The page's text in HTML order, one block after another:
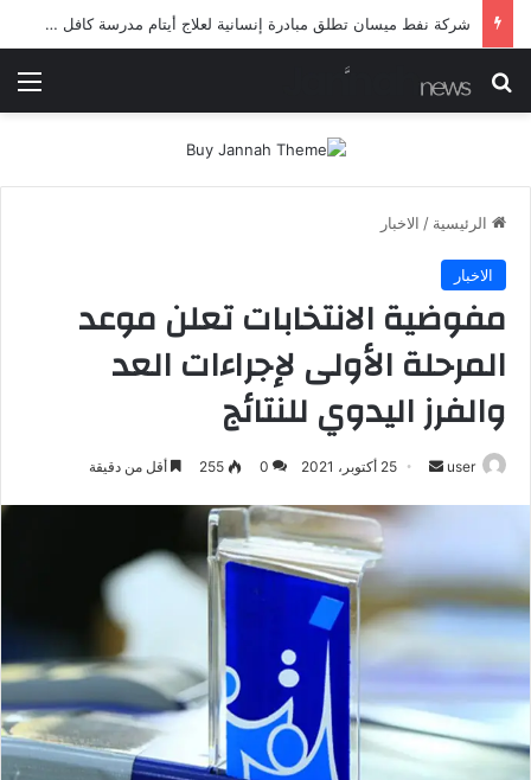
شرطة ميسان تلقي القبض على مطلقي العيارات النارية أثناء تشييع جنائزي في العمارة
بحث عن
الرئيسية / الاخبار
الاخبار
مفوضية الانتخابات تعلن موعد
المرحلة الأولى لإجراءات العد
والفرز اليدوي للنتائج
user
أرسل
إلكترونيا
25 أكتوبر، 2021 0
255 أقل من دقيقة